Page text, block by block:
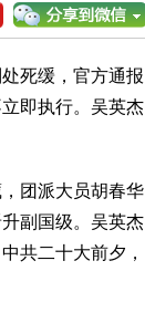
死缓，官方通报
即执行。吴英杰
团派大员胡春华
副国级。吴英杰
共二十大前夕，